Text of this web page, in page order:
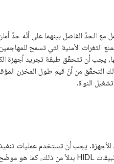
مع الحدّ الفاصل بينهما على أنّه حدّ
الثغرات الأمنية التي تسمح للمهاجمين
يجب أن تتحقّق طبقة تجريد أجهزة
التحقّق من أنّ قيم طول المخزن
النواة.
يجب أن تستخدم عمليات